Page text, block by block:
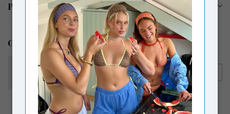
Productomschrijving
Gerelateerde producten
VAGABOND SHOEMAKERS
Vagabond Shoemakers Delia
Slingback Cocoa Brown
€100,00
€69,00